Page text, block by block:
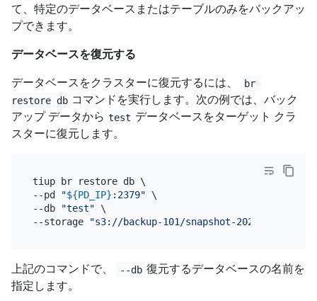
て、特定のデータベースまたはテーブルのみをバックアッ
プできます。
データベースを復元する
データベースをクラスターに復元するには、
br
restore db コマンドを実行します。次の例では、バック
アップ データから test データベースをターゲット クラ
スターに復元します。
tiup br restore db \
--pd
"${PD_IP} :2379" \
--db
"test" \
--storage
"s3://backup-101/snapshot-
上記のコマンドで、 --db 復元するデータベースの名前を
指定します。